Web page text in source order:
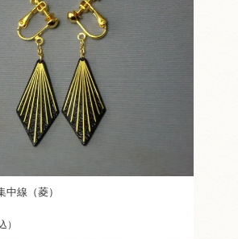
線（菱）
）